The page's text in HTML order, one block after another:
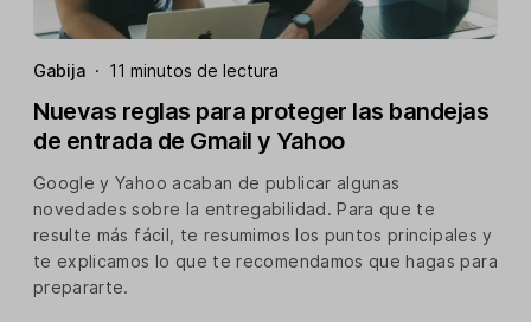
Gabija · 11 minutos de lectura
Nuevas reglas para proteger las bandejas
de entrada de Gmail y Yahoo
Google y Yahoo acaban de publicar algunas
novedades sobre la entregabilidad. Para que te
resulte más fácil, te resumimos los puntos principales y
te explicamos lo que te recomendamos que hagas para
prepararte.